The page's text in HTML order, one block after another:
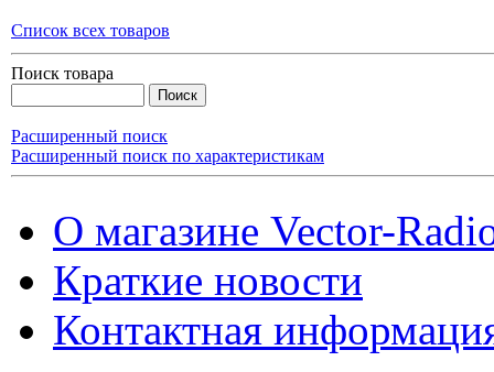
Список всех товаров
Поиск товара
Расширенный поиск
Расширенный поиск по характеристикам
О магазине Vector-
Краткие новости
Контактная